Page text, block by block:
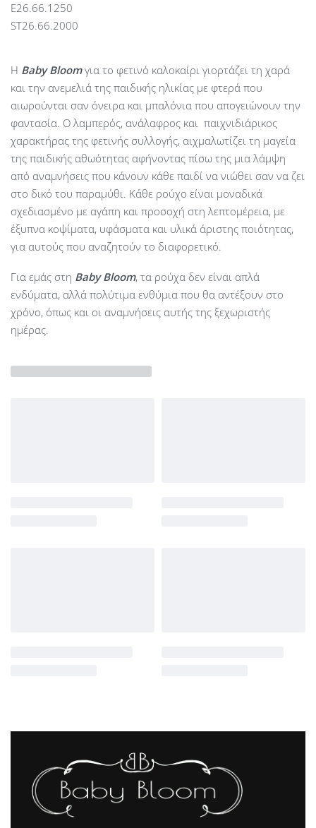
E26.66.1250
ST26.66.2000
Η Baby Bloom για το φετινό καλοκαίρι γιορτάζει τη χαρά
και την ανεμελιά της παιδικής ηλικίας με φτερά που
αιωρούνται σαν όνειρα και μπαλόνια που απογειώνουν την
φαντασία. Ο λαμπερός, ανάλαφρος και παιχνιδιάρικος
χαρακτήρας της φετινής συλλογής, αιχμαλωτίζει τη μαγεία
της παιδικής αθωότητας αφήνοντας πίσω της μια λάμψη
από αναμνήσεις που κάνουν κάθε παιδί να νιώθει σαν να ζει
στο δικό του παραμύθι. Κάθε ρούχο είναι μοναδικά
σχεδιασμένο με αγάπη και προσοχή στη λεπτομέρεια, με
έξυπνα κοψίματα, υφάσματα και υλικά άριστης ποιότητας,
για αυτούς που αναζητούν το διαφορετικό.
Για εμάς στη Baby Bloom, τα ρούχα δεν είναι απλά
ενδύματα, αλλά πολύτιμα ενθύμια που θα αντέξουν στο
χρόνο, όπως και οι αναμνήσεις αυτής της ξεχωριστής
ημέρας.